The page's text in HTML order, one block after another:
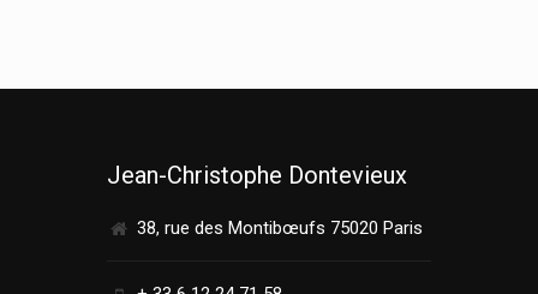
Jean-Christophe Dontevieux
38, rue des Montibœufs 75020 Paris